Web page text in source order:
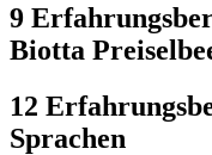
9
Biotta
12
Sprachen